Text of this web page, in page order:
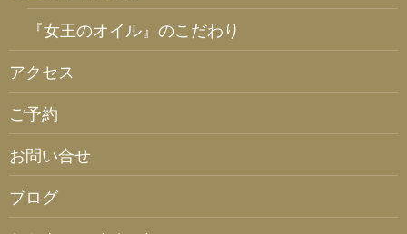
『女王のオイル』のこだわり
アクセス
ご予約
お問い合せ
ブログ